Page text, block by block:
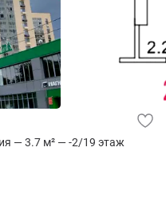
— 3.7 м² — -2/19 этаж